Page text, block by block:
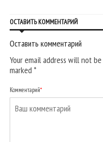
ОСТАВИТЬ КОММЕНТАРИЙ
Оставить комментарий
Your email address will not
marked*
Комментарий*